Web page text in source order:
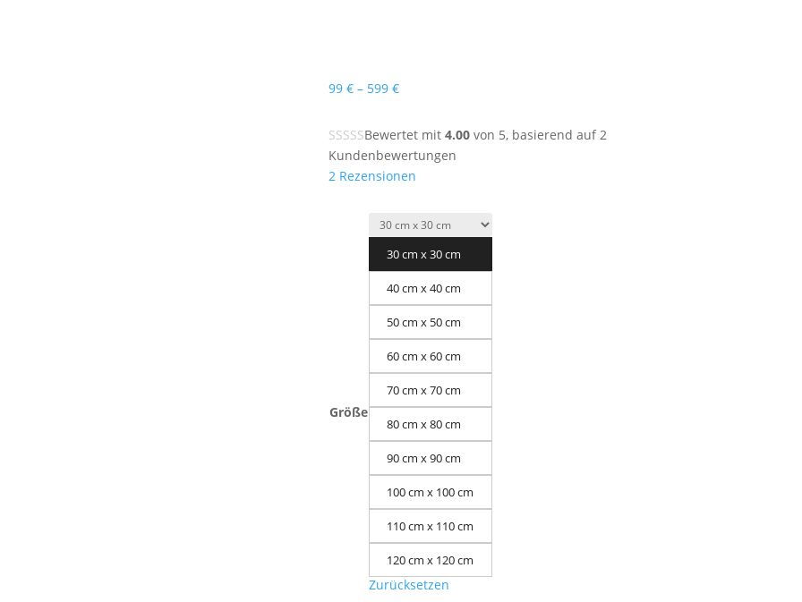
99 € – 599 €Preisspanne:
bis
599 €
Bewertet mit 4.00von 5, basierend auf2
Kundenbewertungen
2Rezensionen
Größe
30 cm x 30 cm
40 cm x 40 cm
50 cm x 50 cm
60 cm x 60 cm
70 cm x 70 cm
80 cm x 80 cm
90 cm x 90 cm
100 cm x 100 cm
110 cm x 110 cm
120 cm x 120 cm
Zurücksetzen